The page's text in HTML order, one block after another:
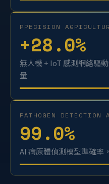
PRECISION
+28.0%
無人機 + IoT 感測網絡驅
量
PATHOGEN DETECTION
99.0%
AI 病原體偵測模型準確率